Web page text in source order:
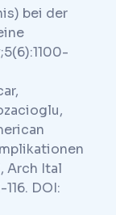
bei der
Arch Ital
DOI: